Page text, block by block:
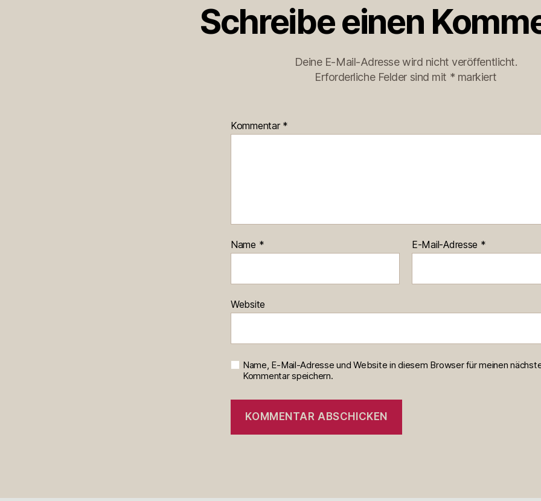
Schreibe einen
Deine E-Mail-Adresse wird nicht veröffentlicht.
Erforderliche Felder sind mit * markiert
Kommentar *
Name * E-Mail-Adresse *
Website
Name, E-Mail-Adresse und Website in diesem Browser für meinen
Kommentar speichern.